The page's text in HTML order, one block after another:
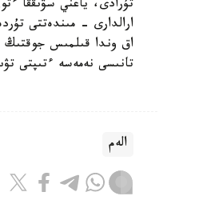
تۇرادى، ياعني سۋىققا
ارالدارى - مىندەتتى
اق وندا قىلمىس جوقتىڭ
تانىسى نەمەسە ءتىپتى
الەم